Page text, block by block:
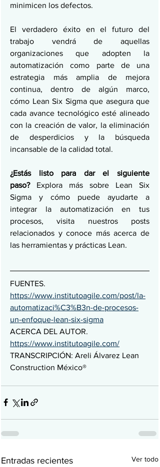
minimicen los defectos.
El verdadero éxito en el futuro del
trabajo vendrá de aquellas
organizaciones que adopten la
automatización como parte de una
estrategia más amplia de mejora
continua, dentro de algún marco,
cómo Lean Six Sigma que asegura que
cada avance tecnológico esté alineado
con la creación de valor, la eliminación
de desperdicios y la búsqueda
incansable de la calidad total.
¿Estás listo para dar el siguiente
paso? Explora más sobre Lean Six
Sigma y cómo puede ayudarte a
integrar la automatización en tus
procesos, visita nuestros posts
relacionados y conoce más acerca de
las herramientas y prácticas Lean.
FUENTES.
https://www.institutoagile.com/post/la-
automatizaci%C3%B3n-de-procesos-
un-enfoque-lean-six-sigma
ACERCA DEL AUTOR.
https://www.institutoagile.com/
TRANSCRIPCIÓN: Areli Álvarez Lean
Construction México®
Entradas recientes Ver todo